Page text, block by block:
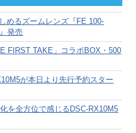
めるズームレンズ『FE 100-
発売
FIRST TAKE」コラボBOX・500
が本日より先行予約スター
を全方位で感じるDSC-RX10M5